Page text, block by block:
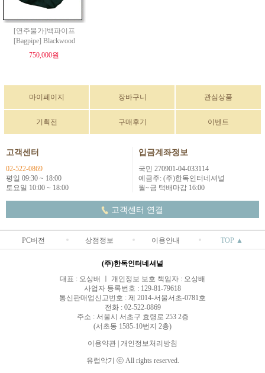
[연주불가]백파이프
[Bagpipe] Blackwood
750,000원
마이페이지 장바구니 관심상품
기획전 구매후기 이벤트
고객센터
02-522-0869
평일 09:30 ~ 18:00
토요일 10:00 ~ 18:00
입금계좌정보
국민 270901-04-033114
예금주: (주)한독인터네셔널
월~금 택배마감 16:00
고객센터 연결
PC버전 상점정보 이용안내 TOP ▲
(주)한독인터네셔널
대표 : 오상배 ㅣ 개인정보 보호 책임자 : 오상배
사업자 등록번호 : 129-81-79618
통신판매업신고번호 : 제 2014-서울서초-0781호
전화 : 02-522-0869
주소 : 서울시 서초구 효령로 253 2층
(서초동 1585-10번지 2층)
이용약관 개인정보처리방침
유럽악기 ⓒ All rights reserved.